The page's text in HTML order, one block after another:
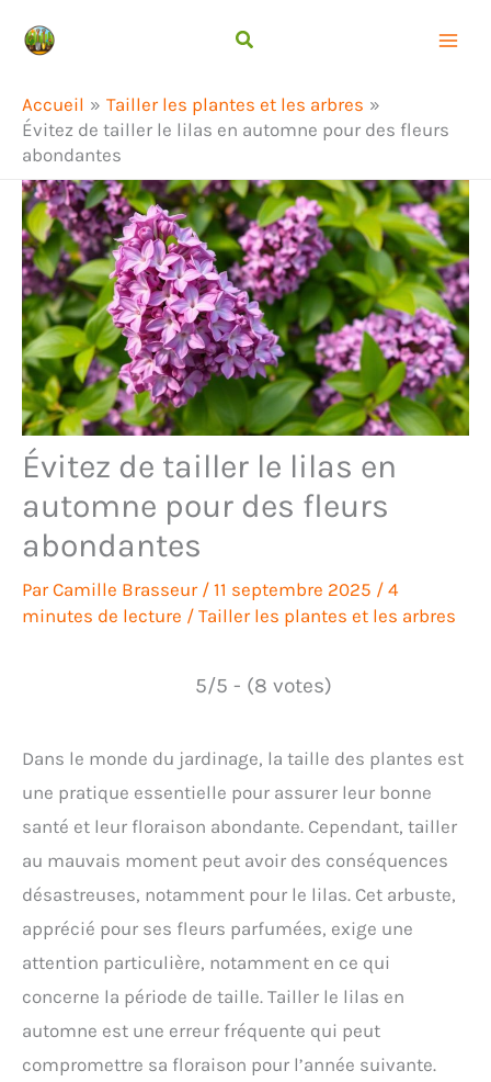
Accueil
Tailler les plantes et les arbres
Évitez de tailler le lilas en automne pour des fleurs
abondantes
Évitez de tailler le lilas en
automne pour des fleurs
abondantes
ParCamille Brasseur / 11 septembre 2025 / 4
minutes de lecture / Tailler les plantes et les arbres
5/5 - (8 votes)
Dans le monde du jardinage, la taille des plantes est
une pratique essentielle pour assurer leur bonne
santé et leur floraison abondante. Cependant, tailler
au mauvais moment peut avoir des conséquences
désastreuses, notamment pour le lilas. Cet arbuste,
apprécié pour ses fleurs parfumées, exige une
attention particulière, notamment en ce qui
concerne la période de taille. Tailler le lilas en
automne est une erreur fréquente qui peut
compromettre sa floraison pour l’année suivante.